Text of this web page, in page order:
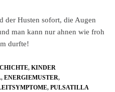
der Husten sofort, die Augen
man kann nur ahnen wie froh
durfte!
, KINDER
, ENERGIEMUSTER,
, PULSATILLA